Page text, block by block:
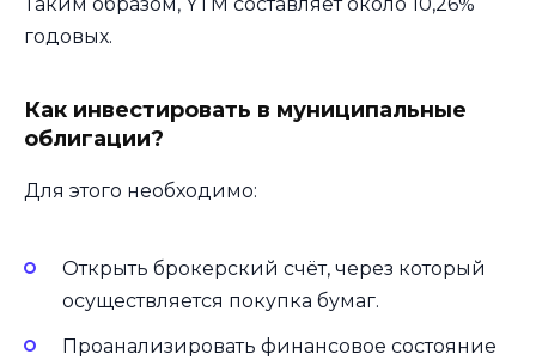
годовых.
Как инвестировать в муниципальные
облигации?
Для этого необходимо:
Открыть брокерский счёт, через который
осуществляется покупка бумаг.
Проанализировать финансовое состояние